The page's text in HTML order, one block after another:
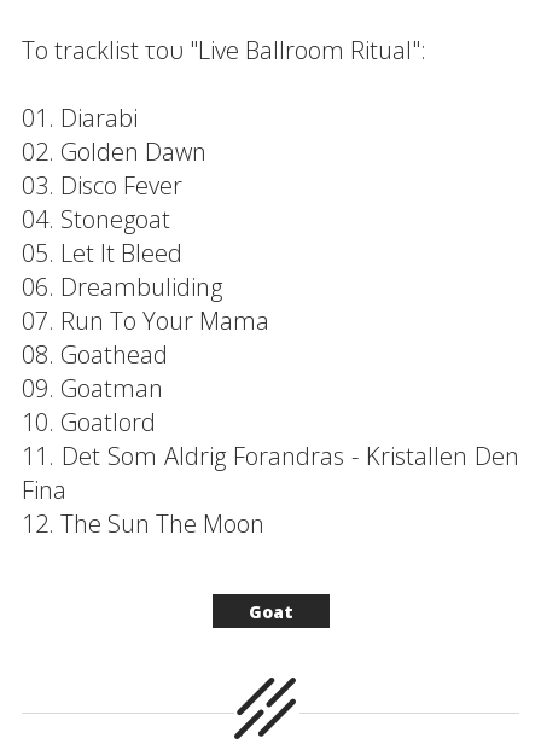
To tracklist του "Live Ballroom Ritual":
01. Diarabi
02. Golden Dawn
03. Disco Fever
04. Stonegoat
05. Let It Bleed
06. Dreambuliding
07. Run To Your Mama
08. Goathead
09. Goatman
10. Goatlord
11. Det Som Aldrig Forandras - Kristallen Den
Fina
12. The Sun The Moon
Goat